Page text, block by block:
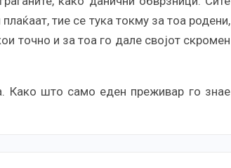
тие се тука токму за тоа родени,
точно и за тоа го дале својот скромен
Како што само еден преживар го знае